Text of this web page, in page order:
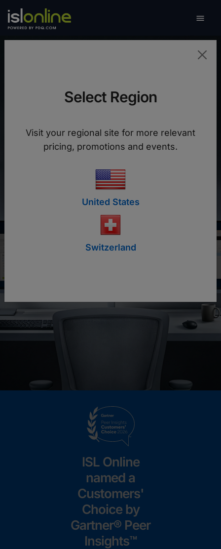

Connectez-vous à n'importe quel
Démarrer une session
Rejoindre une session
ISL Online
named a
Customers'
Choice by
Gartner® Peer
Insights™
Select Region
Visit your regional site for more relevant
pricing, promotions and events.
United States
Switzerland